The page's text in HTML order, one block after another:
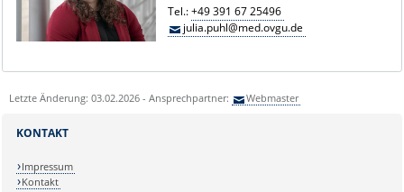
Tel.:+49 391 67 25496
julia.puhl@med.ovgu.de
Letzte Änderung: 03.02.2026 - Ansprechpartner: Webmaster
KONTAKT
Impressum
Kontakt